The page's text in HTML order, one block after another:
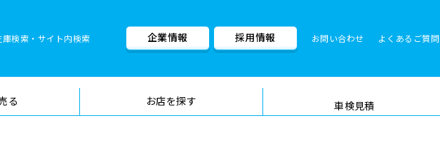
庫検索・サイト内検索 企業情報 採用情報 お問い合わせ よくあるご質問
る お店を探す 車検見積
車検料金・メニュー 品質管理とサポート体制